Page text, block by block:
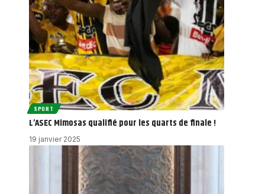
SPORT
L’ASEC Mimosas qualifié pour les quarts de finale !
19 janvier 2025